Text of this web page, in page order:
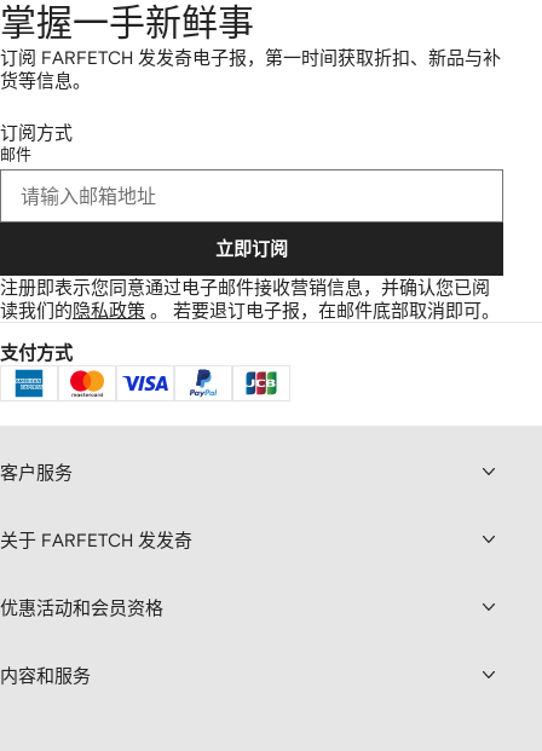
掌握一手新鲜事
订阅 FARFETCH 发发奇电子报，第一时间获取折扣、新品与补
货等信息。
订阅方式
邮件
立即订阅
注册即表示您同意通过电子邮件接收营销信息，并确认您已阅
读我们的 隐私政策 。 若要退订电子报，在邮件底部取消即可。
支付方式
客户服务
关于 FARFETCH 发发奇
优惠活动和会员资格
内容和服务